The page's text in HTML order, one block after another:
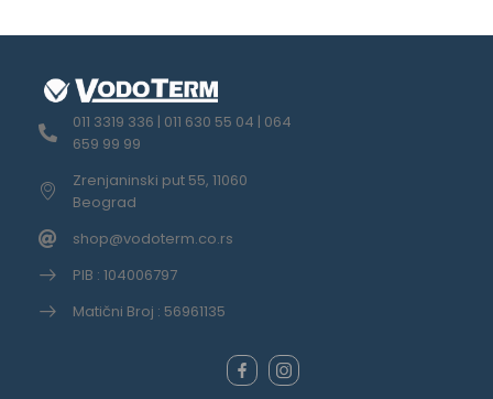
011 3319 336 | 011 630 55 04 | 064
659 99 99
Zrenjaninski put 55, 11060
Beograd
shop@vodoterm.co.rs
PIB : 104006797
Matični Broj : 56961135